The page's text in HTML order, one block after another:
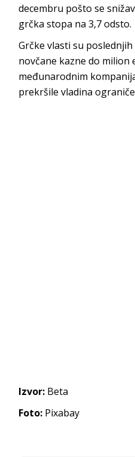
decembru pošto se
grčka stopa na 3,7 odsto.
Grčke vlasti su
novčane kazne do milion
međunarodnim
prekršile vladina
Izvor: Beta
Foto: Pixabay